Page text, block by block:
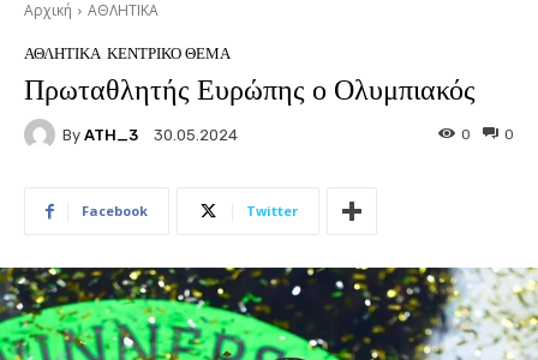
Αρχική ΑΘΛΗΤΙΚΑ
ΑΘΛΗΤΙΚΑ ΚΕΝΤΡΙΚΟ ΘΕΜΑ
Πρωταθλητής Ευρώπης ο Ολυμπιακός
By ATH_3 30.05.2024 0
0
Facebook Twitter